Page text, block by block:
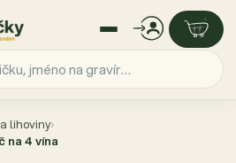
lihoviny›
na 4 vína